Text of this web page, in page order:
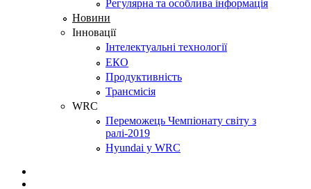
Регулярна та особлива інформація
Новини
Інновації
Інтелектуальні технології
ЕКО
Продуктивність
Трансмісія
WRC
Переможець Чемпіонату світу з
ралі-2019
Hyundai у WRC